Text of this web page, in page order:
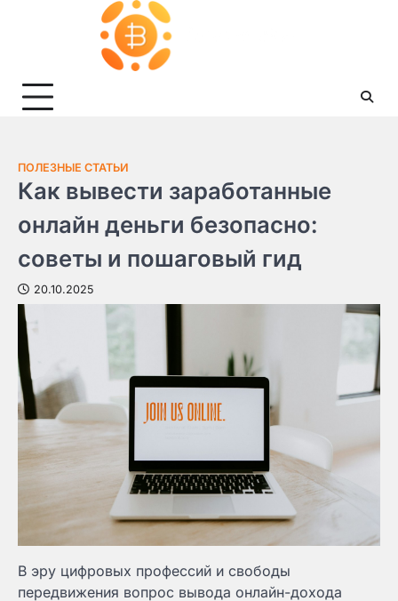
ПОЛЕЗНЫЕ СТАТЬИ
Как вывести заработанные
онлайн деньги безопасно:
советы и пошаговый гид
20.10.2025
В эру цифровых профессий и свободы
передвижения вопрос вывода онлайн-дохода